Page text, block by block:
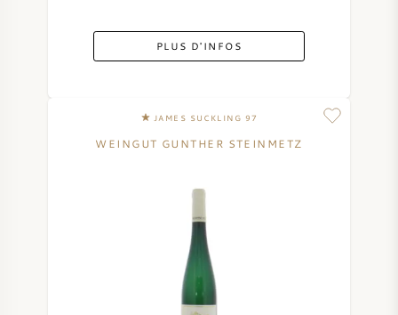
PLUS D'INFOS
JAMES SUCKLING 97
WEINGUT GUNTHER STEINMETZ